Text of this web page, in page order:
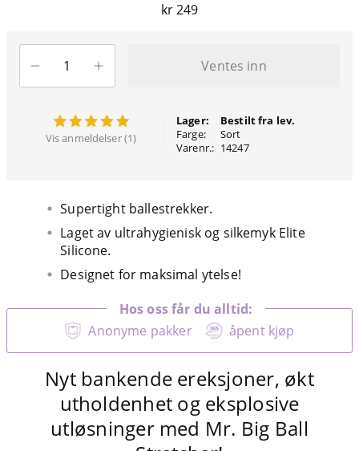
kr 249
Ventes inn
Vis anmeldelser (1)
Lager:
Farge:
Varenr.:
Bestilt fra lev.
Sort
14247
Supertight ballestrekker.
Laget av ultrahygienisk og silkemyk Elite
Silicone.
Designet for maksimal ytelse!
Anonyme pakker åpent kjøp
Hos oss får du alltid:
Nyt bankende ereksjoner, økt
utholdenhet og eksplosive
utløsninger med Mr. Big Ball